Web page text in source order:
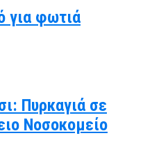
για φωτιά
Πυρκαγιά σε
Νοσοκομείο